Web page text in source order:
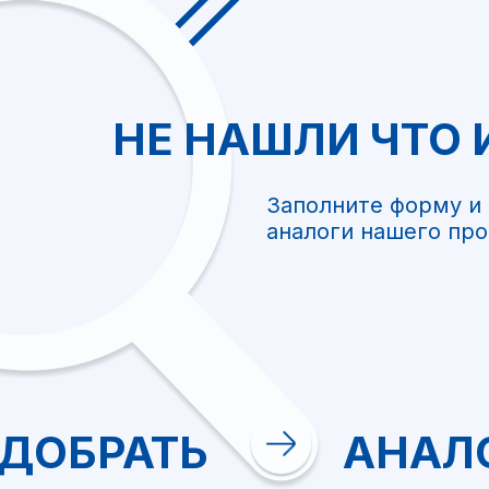
+7
Я
НЕ НАШЛИ ЧТО
Заполните форму
аналоги нашего